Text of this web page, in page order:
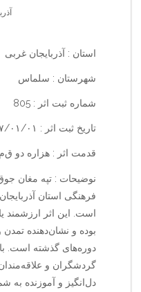
استان : آذربایجان غربی
شهرستان : سلماس
شماره ثبت اثر : 805
تاریخ ثبت اثر : ۱۳۴۷/۰۱/۰۱
قدمت اثر : هزاره دو ق‌م‌
نوضیحات : تپه مغان
فرهنگی استان
است. این اثر ارزشمند
بوده و نشان‌دهنده
دوره‌های گذشته است.
گردشگران و علاقه‌مندان
دل‌انگیز و آموزنده